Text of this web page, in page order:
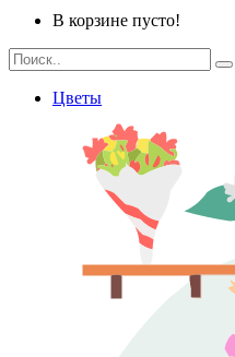
В корзине пусто!
Цветы